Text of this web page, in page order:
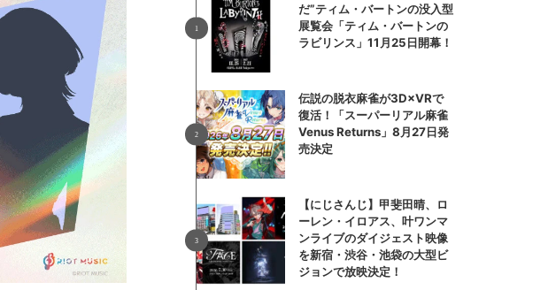
だ”ティム・バートンの没入型
展覧会「ティム・バートンの
ラビリンス」11月25日開幕！
伝説の脱衣麻雀が3D×VRで
復活！「スーパーリアル麻雀
Venus Returns」8月27日発
売決定
【にじさんじ】甲斐田晴、ロ
ーレン・イロアス、叶ワンマ
ンライブのダイジェスト映像
を新宿・渋谷・池袋の大型ビ
ジョンで放映決定！